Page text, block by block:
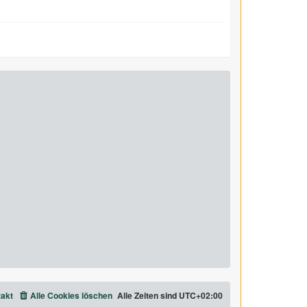
Alle Zeiten sind UTC+02:00
Alle Cookies löschen